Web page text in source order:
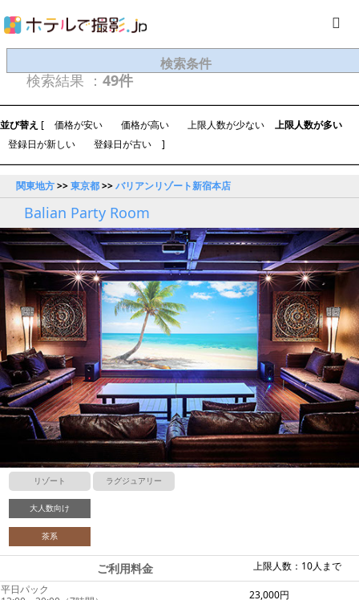
検索条件
検索結果 ： 49件
並び替え [ 価格が安い 価格が高い 上限人数が少ない
上限人数が多い
登録日が新しい
登録日が古い ]
関東地方>>東京都>>バリアンリゾート新宿本店
Balian Party Room
リゾート ラグジュアリー
大人数向け
茶系
上限人数：10人まで
ご利用料金
平日パック
23,000円